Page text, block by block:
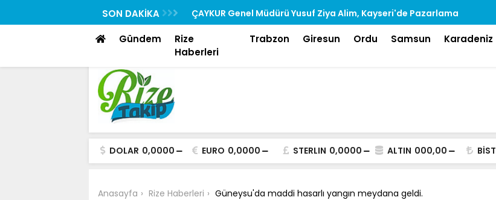
SON DAKİKA
“Rizedesin” Yayında
ÇAYKUR Genel Müdürü Yusuf Ziya Alim, Kayseri'de Pazarlama
Toplantısına Katıldı
Gündem
Rize
Haberleri
Trabzon Giresun Ordu Samsun Karadeniz
DOLAR 0,0000 EURO 0,0000 STERLIN 0,0000 ALTIN 000,00 BİST
Anasayfa Rize Haberleri Güneysu'da maddi hasarlı yangın meydana geldi.